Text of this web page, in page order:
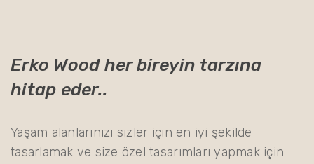
Erko Wood her bireyin tarzına
hitap eder..
Yaşam alanlarınızı sizler için en iyi şekilde
tasarlamak ve size özel tasarımları yapmak için